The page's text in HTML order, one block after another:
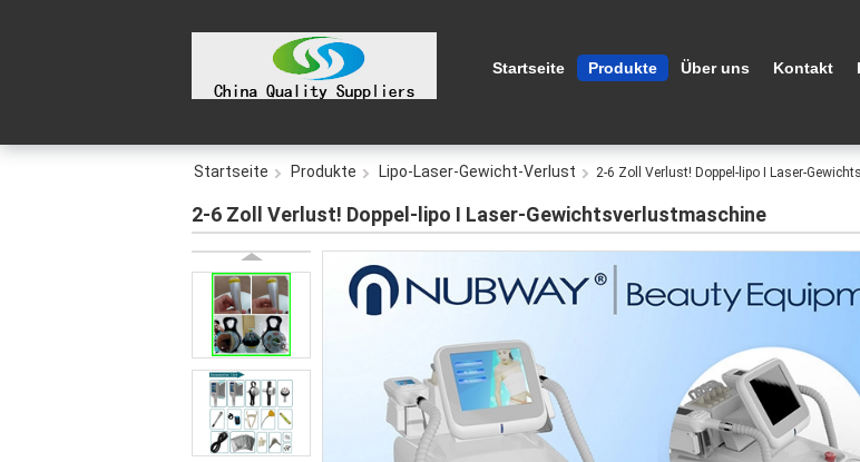
Startseite Produkte Über uns Kontakt
Startseite Produkte Lipo-Laser-Gewicht-Verlust 2-6 Zoll Verlust! Doppel-lipo I Laser-
2-6 Zoll Verlust! Doppel-lipo I Laser-Gewichtsverlustmaschine